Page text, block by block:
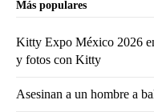
Más populares
Kitty Expo México 2026
y fotos con Kitty
Asesinan a un hombre a